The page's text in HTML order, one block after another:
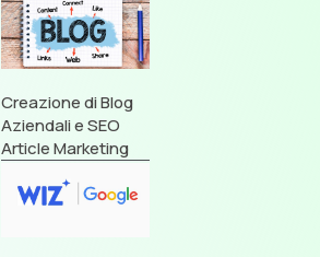
Creazione di Blog
Aziendali e SEO
Article Marketing